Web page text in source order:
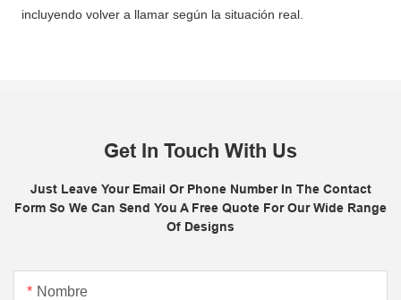
incluyendo volver a llamar según la situación real.
Get In Touch With Us
Just Leave Your Email Or Phone Number In The Contact
Form So We Can Send You A Free Quote For Our Wide Range
Of Designs
Nombre